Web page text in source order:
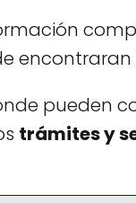
pueden
trámites y